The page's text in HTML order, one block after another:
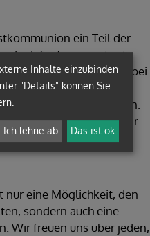
ein Teil der
du dafür tun musst, ist,
oder nach einer Messe bei
geben wir dir einen
der Ministranten.
und wir helfen dir
nur eine Möglichkeit, den
sondern auch eine
Wir freuen uns über jeden,
Inhalte einzubinden
"Details" können Sie
Ich lehne ab Das ist ok